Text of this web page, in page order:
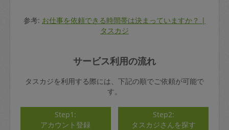
参考: お仕事を依頼できる時間帯は決まっていますか？ |
タスカジ
サービス利用の流れ
タスカジを利用する際には、下記の順でご依頼が可能で
す。
Step1:
アカウント登録
Step2:
タスカジさんを探す